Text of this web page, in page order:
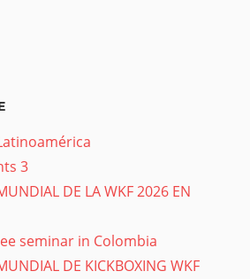
3
DE LA WKF 2026 EN
seminar in Colombia
DE KICKBOXING WKF